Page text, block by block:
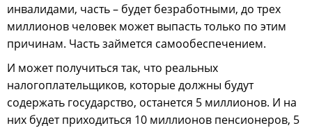
инвалидами, часть – будет безработными, до трех
миллионов человек может выпасть только по этим
причинам. Часть займется самообеспечением.
И может получиться так, что реальных
налогоплательщиков, которые должны будут
содержать государство, останется 5 миллионов. И на
них будет приходиться 10 миллионов пенсионеров, 5